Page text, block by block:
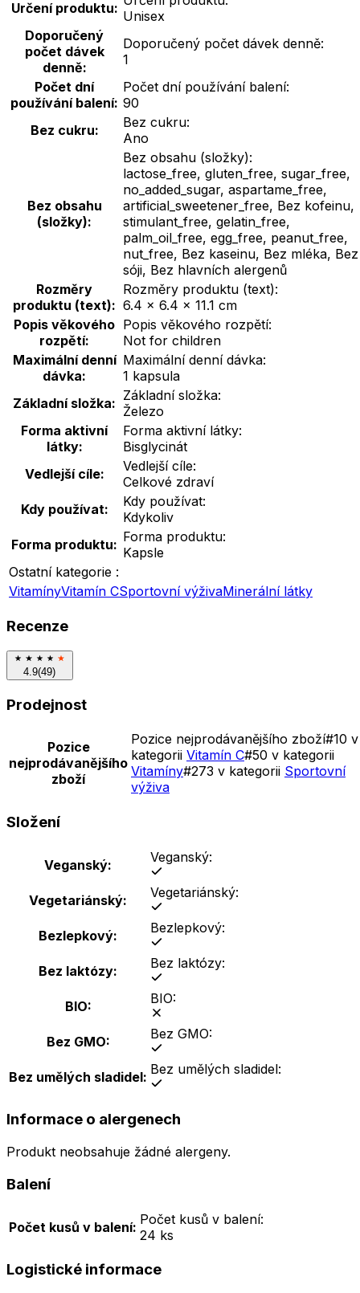
Určení produktu: Unisex
Doporučený
počet dávek
denně:
Doporučený počet dávek denně:
1
Počet dní
používání balení:
Počet dní používání balení:
90
Bez cukru:
Bez cukru:
Ano
Bez obsahu
(složky):
Bez obsahu (složky):
lactose_free, gluten_free, sugar_free,
no_added_sugar, aspartame_free,
artificial_sweetener_free, Bez kofeinu,
stimulant_free, gelatin_free,
palm_oil_free, egg_free, peanut_free,
nut_free, Bez kaseinu, Bez mléka, Bez
sóji, Bez hlavních alergenů
Rozměry
produktu (text):
Rozměry produktu (text):
6.4 × 6.4 × 11.1 cm
Popis věkového
rozpětí:
Popis věkového rozpětí:
Not for children
Maximální denní
dávka:
Maximální denní dávka:
1 kapsula
Základní složka: Základní složka:
Železo
Forma aktivní
látky:
Forma aktivní látky:
Bisglycinát
Vedlejší cíle:
Vedlejší cíle:
Celkové zdraví
Kdy používat:
Kdy používat:
Kdykoliv
Forma produktu: Forma produktu:
Kapsle
Ostatní kategorie :
VitamínyVitamín CSportovní výživaMinerální látky
Recenze
4.9(49)
Prodejnost
Pozice
nejprodávanějšího
zboží
Pozice nejprodávanějšího zboží#10 v
kategorii Vitamín C#50 v kategorii
Vitamíny#273 v kategorii Sportovní
výživa
Složení
Veganský: Veganský:
Vegetariánský: Vegetariánský:
Bezlepkový: Bezlepkový:
Bez laktózy: Bez laktózy:
BIO: BIO:
Bez GMO: Bez GMO:
Bez umělých sladidel: Bez umělých sladidel:
Informace o alergenech
Produkt neobsahuje žádné alergeny.
Balení
Počet kusů v balení: Počet kusů v balení:
24 ks
Logistické informace